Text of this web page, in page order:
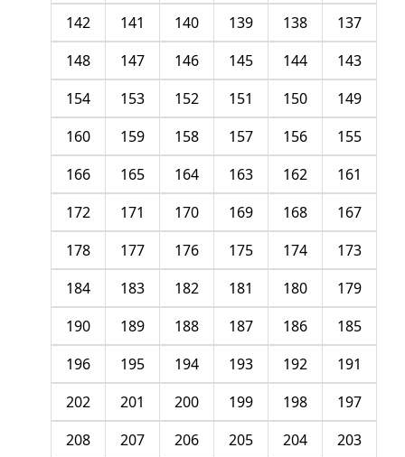
137
138
139
140
141
142
143
144
145
146
147
148
149
150
151
152
153
154
155
156
157
158
159
160
161
162
163
164
165
166
167
168
169
170
171
172
173
174
175
176
177
178
179
180
181
182
183
184
185
186
187
188
189
190
191
192
193
194
195
196
197
198
199
200
201
202
203
204
205
206
207
208